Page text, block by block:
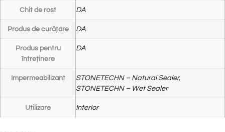
Chit de rost DA
Produs de curățare DA
Produs pentru
întreținere
DA
Impermeabilizant
STONETECHN – Natural Sealer,
STONETECHN – Wet Sealer
Utilizare Interior